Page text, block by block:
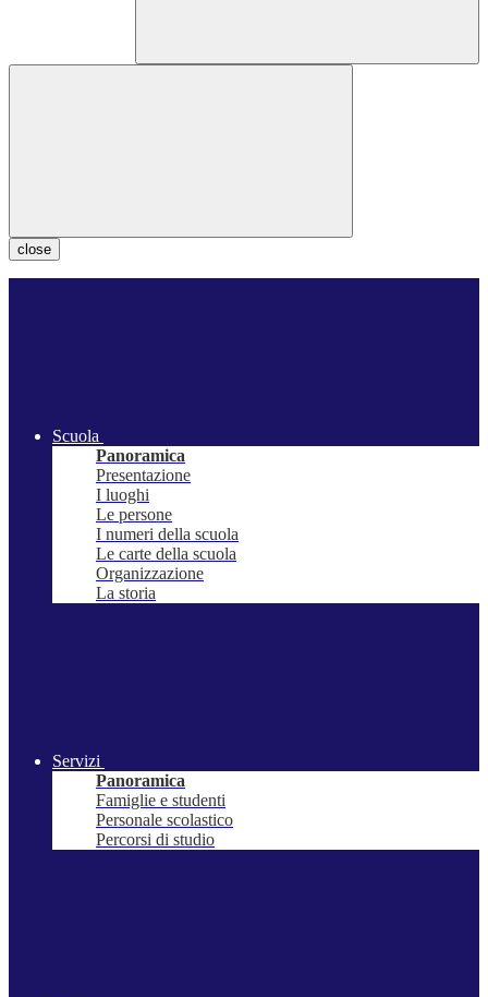
close
Scuola
Panoramica
Presentazione
I luoghi
Le persone
I numeri della scuola
Le carte della scuola
Organizzazione
La storia
Servizi
Panoramica
Famiglie e studenti
Personale scolastico
Percorsi di studio